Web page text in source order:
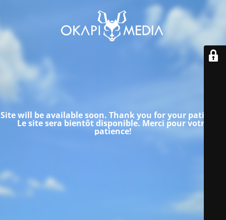
Site will be available soon. Thank you for your patience!
Le site sera bientôt disponible. Merci pour votre
patience!